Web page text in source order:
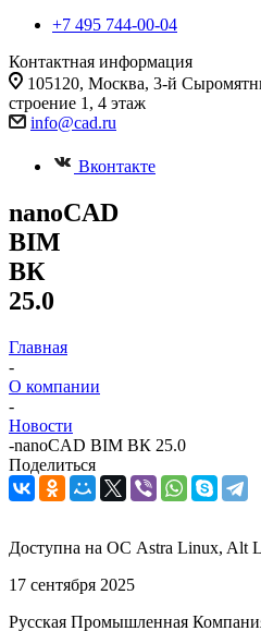
+7 495 744-00-04
Контактная информация
105120, Москва, 3-й
строение 1, 4 этаж
info@cad.ru
Вконтакте
nanoCAD
BIM
ВК
25.0
Главная
-
О компании
-
Новости
-nanoCAD BIM ВК 25.0
Поделиться
Доступна на ОС Astra Linux, Alt
17 сентября 2025
Русская Промышленная